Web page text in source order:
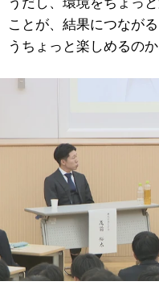
ことが、結果につなが
うちょっと楽しめるの